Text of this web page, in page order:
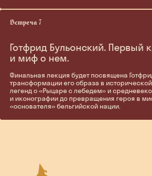
Готфрид Бульонский. Первый
и миф о нем.
Финальная лекция будет посвящена
трансформации его образа в
легенд о «Рыцаре с лебедем» и
и иконографии до превращения героя в
«основателя» бельгийской нации.